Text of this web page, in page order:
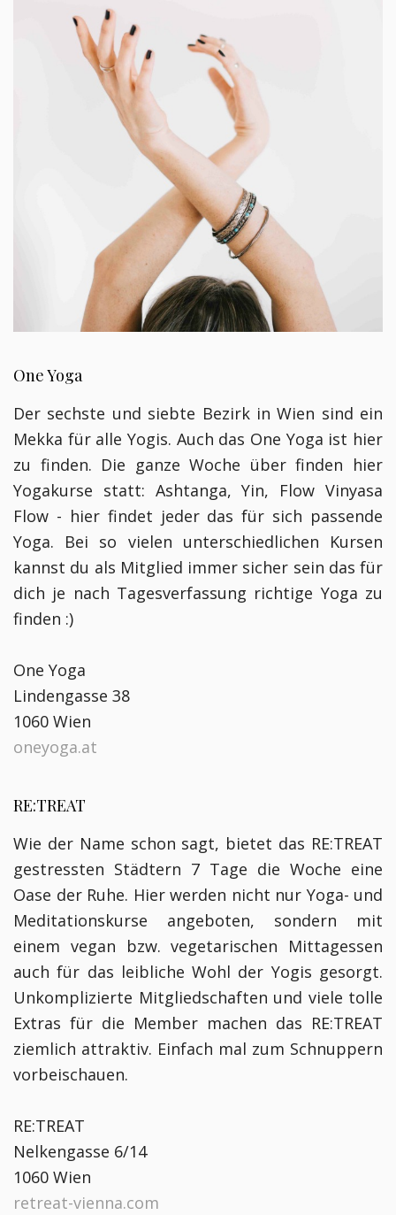
One Yoga
Der sechste und siebte Bezirk in Wien sind ein
Mekka für alle Yogis. Auch das One Yoga ist hier
zu finden. Die ganze Woche über finden hier
Yogakurse statt: Ashtanga, Yin, Flow Vinyasa
Flow - hier findet jeder das für sich passende
Yoga. Bei so vielen unterschiedlichen Kursen
kannst du als Mitglied immer sicher sein das für
dich je nach Tagesverfassung richtige Yoga zu
finden :)
One Yoga
Lindengasse 38
1060 Wien
oneyoga.at
RE:TREAT
Wie der Name schon sagt, bietet das RE:TREAT
gestressten Städtern 7 Tage die Woche eine
Oase der Ruhe. Hier werden nicht nur Yoga- und
Meditationskurse angeboten, sondern mit
einem vegan bzw. vegetarischen Mittagessen
auch für das leibliche Wohl der Yogis gesorgt.
Unkomplizierte Mitgliedschaften und viele tolle
Extras für die Member machen das RE:TREAT
ziemlich attraktiv. Einfach mal zum Schnuppern
vorbeischauen.
RE:TREAT
Nelkengasse 6/14
1060 Wien
retreat-vienna.com